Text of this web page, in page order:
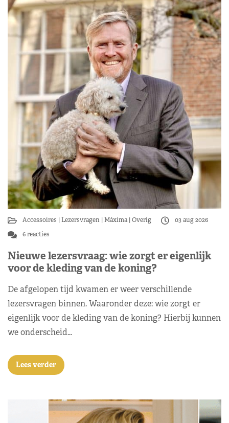
Accessoires Lezersvragen Máxima Overig
03 aug 2026
6 reacties
Nieuwe lezersvraag: wie zorgt er eigenlijk
voor de kleding van de koning?
De afgelopen tijd kwamen er weer verschillende
lezersvragen binnen. Waaronder deze: wie zorgt er
eigenlijk voor de kleding van de koning? Hierbij kunnen
we onderscheid…
Lees verder